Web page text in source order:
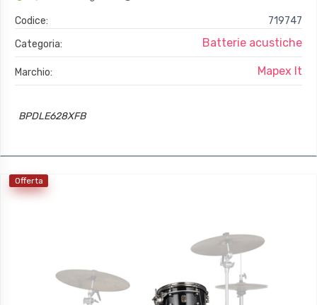
Codice:
719747
Categoria:
Batterie acustiche
Marchio: Mapex It
BPDLE628XFB
Offerta